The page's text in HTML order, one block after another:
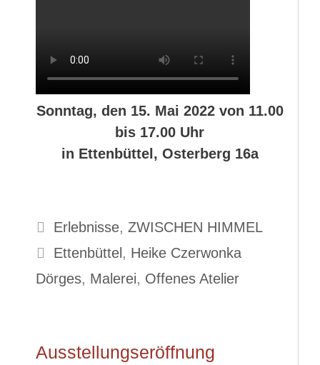
Sonntag, den 15. Mai 2022 von 11.00
bis 17.00 Uhr
in Ettenbüttel, Osterberg 16a
Kategorien
Erlebnisse, ZWISCHEN HIMMEL
Schlagwörter
Ettenbüttel , Heike Czerwonka
Dörges, Malerei, Offenes Atelier
Ausstellungseröffnung